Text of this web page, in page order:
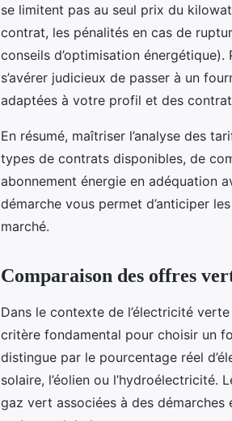
se limitent pas au seul prix du
contrat, les pénalités en cas de
conseils d’optimisation
s’avérer judicieux de passer à un
adaptées à votre profil et des
En résumé, maîtriser l’analyse des
types de contrats disponibles, de
abonnement énergie en adéquation
démarche vous permet d’anticiper
marché.
Comparaison des offres
Dans le contexte de l’électricité
critère fondamental pour choisir un
distingue par le pourcentage réel
solaire, l’éolien ou l’hydroélectricité.
gaz vert associées à des démarches